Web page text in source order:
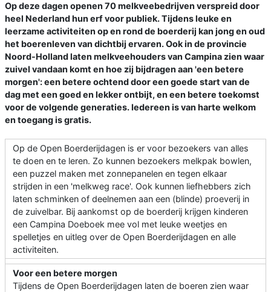
Op deze dagen openen 70 melkveebedrijven verspreid door
heel Nederland hun erf voor publiek. Tijdens leuke en
leerzame activiteiten op en rond de boerderij kan jong en oud
het boerenleven van dichtbij ervaren. Ook in de provincie
Noord-Holland laten melkveehouders van Campina zien waar
zuivel vandaan komt en hoe zij bijdragen aan 'een betere
morgen': een betere ochtend door een goede start van de
dag met een goed en lekker ontbijt, en een betere toekomst
voor de volgende generaties. Iedereen is van harte welkom
en toegang is gratis.
Op de Open Boerderijdagen is er voor bezoekers van alles
te doen en te leren. Zo kunnen bezoekers melkpak bowlen,
een puzzel maken met zonnepanelen en tegen elkaar
strijden in een 'melkweg race'. Ook kunnen liefhebbers zich
laten schminken of deelnemen aan een (blinde) proeverij in
de zuivelbar. Bij aankomst op de boerderij krijgen kinderen
een Campina Doeboek mee vol met leuke weetjes en
spelletjes en uitleg over de Open Boerderijdagen en alle
activiteiten.
Voor een betere morgen
Tijdens de Open Boerderijdagen laten de boeren zien waar